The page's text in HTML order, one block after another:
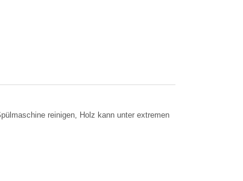
reinigen, Holz kann unter extremen